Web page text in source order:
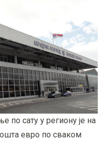
по сату у региону је на
евро по сваком